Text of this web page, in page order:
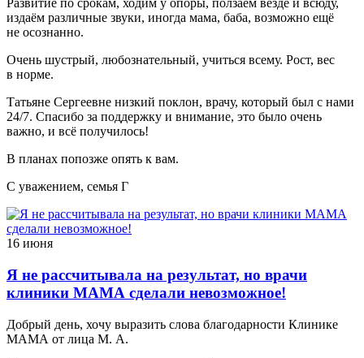
Развитие по срокам, ходим у опоры, ползаем везде и всюду,
издаём различные звуки, иногда мама, баба, возможно ещё
не осознанно.
Очень шустрый, любознательный, учиться всему. Рост, вес
в норме.
Татьяне Сергеевне низкий поклон, врачу, который был с нами
24/7. Спасибо за поддержку и внимание, это было очень
важно, и всё получилось!
В планах попозже опять к вам.
С уважением, семья Г
16 июня
Я не рассчитывала на результат, но врачи
клиники МАМА сделали невозможное!
Добрый день, хочу выразить слова благодарности Клинике
МАМА от лица М. А.